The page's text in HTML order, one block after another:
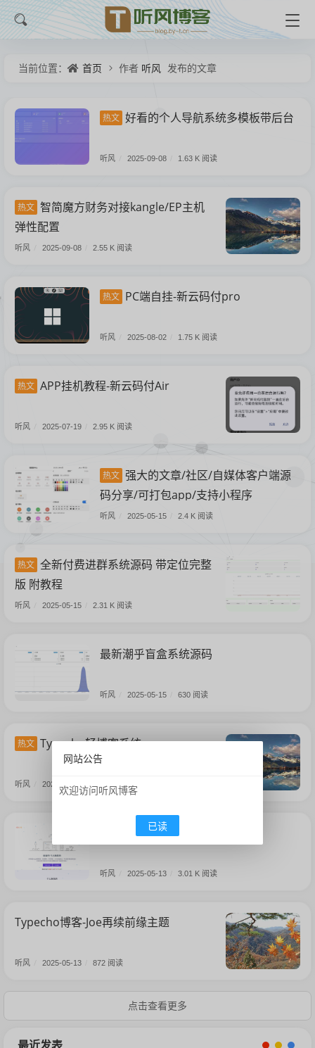
当前位置： 首页 作者 听风 发布的文章
热文 好看的个人导航系统多模板带后台
听风 2025-09-08 1.63 K 阅读
热文 智简魔方财务对接kangle/EP主机
弹性配置
听风 2025-09-08 2.55 K 阅读
热文 PC端自挂-新云码付pro
听风 2025-08-02 1.75 K 阅读
热文 APP挂机教程-新云码付Air
听风 2025-07-19 2.95 K 阅读
热文 强大的文章/社区/自媒体客户端源
码分享/可打包app/支持小程序
听风 2025-05-15 2.4 K 阅读
热文 全新付费进群系统源码 带定位完整
版 附教程
听风 2025-05-15 2.31 K 阅读
最新潮乎盲盒系统源码
听风 2025-05-15 630 阅读
热文 Typecho轻博客系统
听风 2025-05-14 / 1.26 K 阅读
MYPAY码支付系统
听风 2025-05-13 3.01 K 阅读
Typecho博客-Joe再续前缘主题
听风 2025-05-13 872 阅读
点击查看更多
最近发表
网站公告
欢迎访问听风博客
已读